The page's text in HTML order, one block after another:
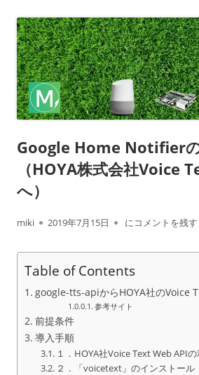
Google Home Notifier
（HOYA株式会社Voice
へ）
作
miki
公
日
2019年7月15日 Google Home
にコメントを残す
Table of Contents
google-tts-apiからHOYA社のVoice
参考サイト
前提条件
導入手順
１．HOYA社Voice Text Web API
２．「voicetext」のインストール